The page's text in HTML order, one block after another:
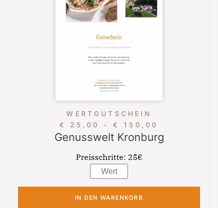
WERTGUTSCHEIN
€ 25,00 - € 150,00
Genusswelt Kronburg
Preisschritte: 25€